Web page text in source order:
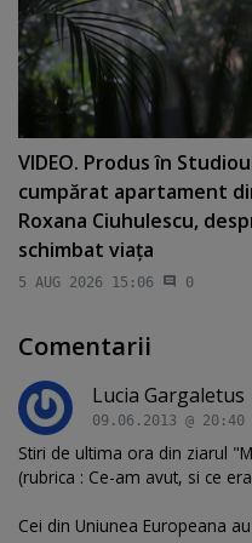
VIDEO. Produs în
cumpărat apartament
Roxana Ciuhulescu,
schimbat viaţa
5 AUG 2026 15:06 0
Comentarii
Lucia Gargaletus
09.06.2013 @ 20:40
Stiri de ultima ora din ziarul
(rubrica : Ce-am avut, si ce
Cei din Uniunea Europeana